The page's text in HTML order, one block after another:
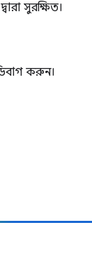
সুরক্ষিত।
করুন।